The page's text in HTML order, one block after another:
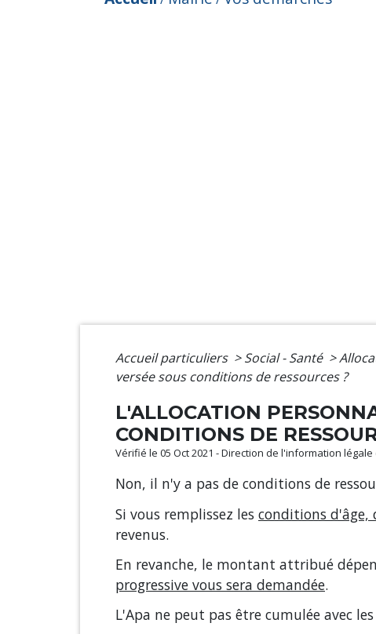
Accueil particuliers > Social - Santé >
versée sous conditions de ressources ?
L'ALLOCATION
CONDITIONS DE
Vérifié le 05 Oct 2021 - Direction de l'information
Non, il n'y a pas de conditions de
Si vous remplissez les conditions d'âge,
revenus.
En revanche, le montant attribué
progressive vous sera demandée.
L'Apa ne peut pas être cumulée avec